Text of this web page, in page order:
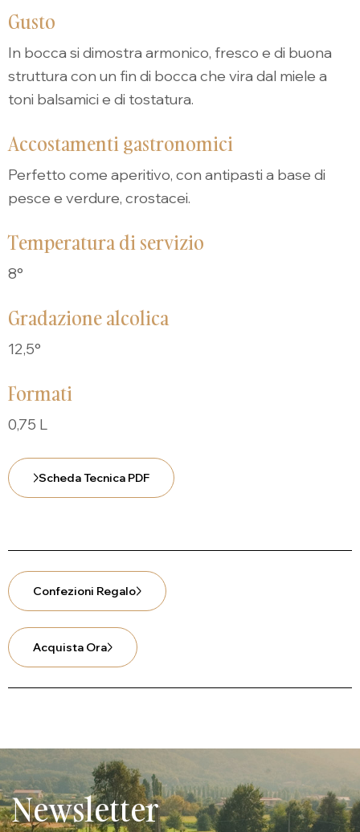
Gusto
In bocca si dimostra armonico, fresco e di buona
struttura con un fin di bocca che vira dal miele a
toni balsamici e di tostatura.
Accostamenti gastronomici
Perfetto come aperitivo, con antipasti a base di
pesce e verdure, crostacei.
Temperatura di servizio
8°
Gradazione alcolica
12,5°
Formati
0,75 L
Scheda Tecnica PDF
Confezioni Regalo
Acquista Ora
Newsletter